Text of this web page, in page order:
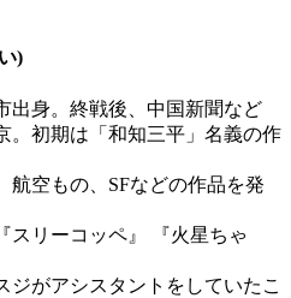
)
出身。終戦後、中国新聞など
。初期は「和知三平」名義の作
航空もの、SFなどの作品を発
スリーコッペ』 『火星ちゃ
ジがアシスタントをしていたこ